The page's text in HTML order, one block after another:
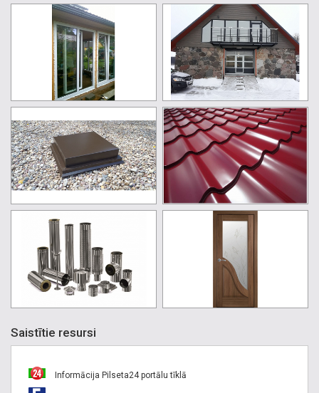
metālizstrādājumi Jēkabpils, metālizstrādājumi Aizkraukle,
metālizstrādājumi Pļaviņas, riepas, auto riepas, atjaunotas
auto riepas, atjaunotas vasaras riepas, atjaunotas ziemas
riepas, jaunas riepas, jaunas ziemas riepas, jaunas vasaras
riepas, kravas riepas, piekabes ass riepas, velkošās ass
Saistītie resursi
Informācija Pilseta24 portālu tīklā